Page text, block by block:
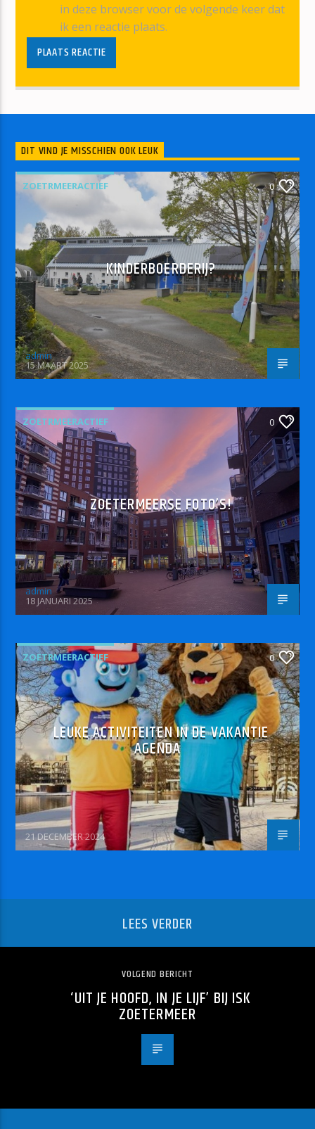
in deze browser voor de volgende keer dat
ik een reactie plaats.
DIT VIND JE MISSCHIEN OOK LEUK
ZOETRMEERACTIEF 0
KINDERBOERDERIJ?
admin
15 MAART 2025
ZOETRMEERACTIEF 0
ZOETERMEERSE FOTO’S!
admin
18 JANUARI 2025
ZOETRMEERACTIEF 0
LEUKE ACTIVITEITEN IN DE VAKANTIE
AGENDA
21 DECEMBER 2024
LEES VERDER
VOLGEND BERICHT
‘UIT JE HOOFD, IN JE LIJF’ BIJ ISK
ZOETERMEER